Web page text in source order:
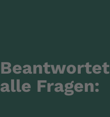
Beantwortet
alle Fragen: